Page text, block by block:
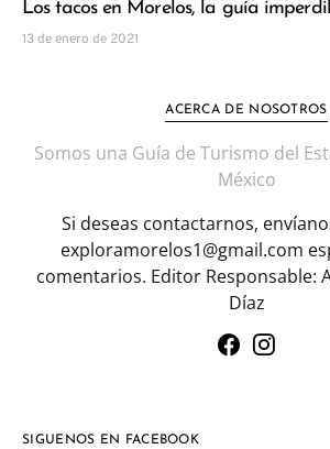
Los tacos en Morelos, la guía
13 de enero de 2021
ACERCA DE NOSOTROS
Somos una Guía de Turismo del
México
Si deseas contactarnos,
exploramorelos1@gmail.com
comentarios. Editor Responsable:
Díaz
SIGUENOS EN FACEBOOK